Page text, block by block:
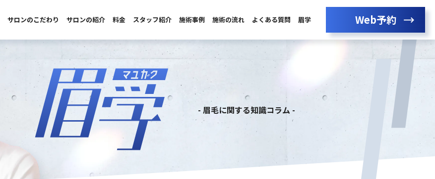
サロンのこだわり サロンの紹介 料金 スタッフ紹介 施術事例 施術の流れ よくある質問 眉学 Web予約
- 眉毛に関する知識コラム -